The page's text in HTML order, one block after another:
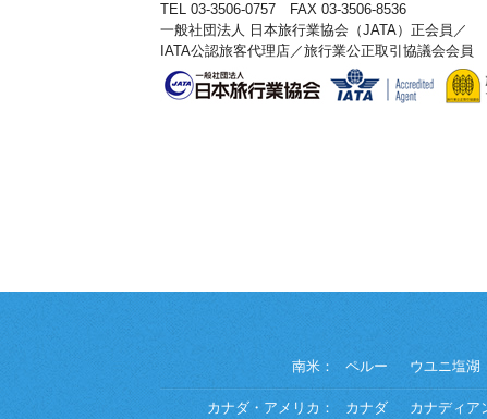
TEL 03-3506-0757 FAX 03-3506-8536
一般社団法人 日本旅行業協会（JATA）正会員／
IATA公認旅客代理店／旅行業公正取引協議会会員
南米： ペルー ウユニ塩湖
カナダ・アメリカ： カナダ カナディア